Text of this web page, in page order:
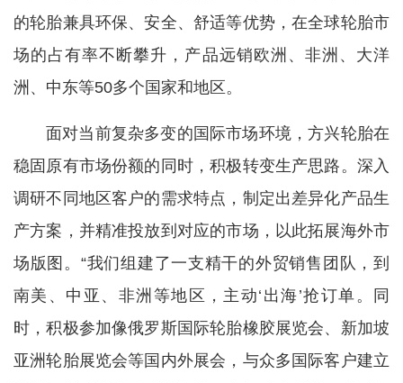
的轮胎兼具环保、安全、舒适等优势，在全球轮胎市
场的占有率不断攀升，产品远销欧洲、非洲、大洋
洲、中东等50多个国家和地区。
面对当前复杂多变的国际市场环境，方兴轮胎在
稳固原有市场份额的同时，积极转变生产思路。深入
调研不同地区客户的需求特点，制定出差异化产品生
产方案，并精准投放到对应的市场，以此拓展海外市
场版图。“我们组建了一支精干的外贸销售团队，到
南美、中亚、非洲等地区，主动‘出海’抢订单。同
时，积极参加像俄罗斯国际轮胎橡胶展览会、新加坡
亚洲轮胎展览会等国内外展会，与众多国际客户建立